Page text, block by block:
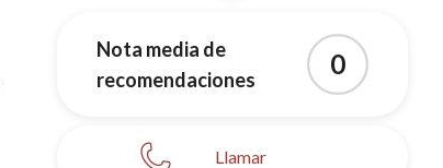
Nota media de
recomendaciones
0
Llamar